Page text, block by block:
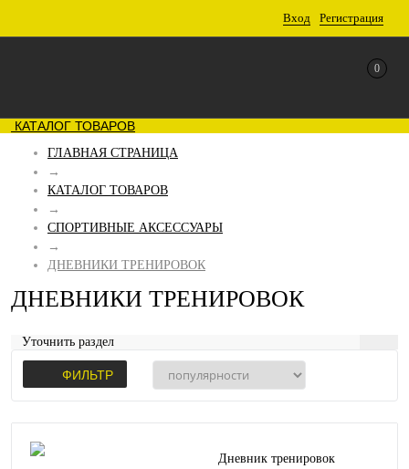
Вход Регистрация
0
КАТАЛОГ ТОВАРОВ
ГЛАВНАЯ СТРАНИЦА
→
КАТАЛОГ ТОВАРОВ
→
СПОРТИВНЫЕ АКСЕССУАРЫ
→
ДНЕВНИКИ ТРЕНИРОВОК
ДНЕВНИКИ ТРЕНИРОВОК
Уточнить раздел
ФИЛЬТР
Дневник тренировок